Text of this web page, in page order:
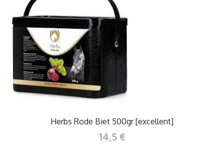
Herbs Rode Biet 500gr [excellent]
14,5 €